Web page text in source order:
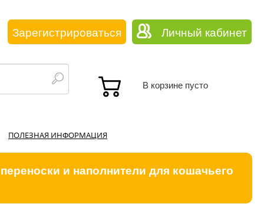
Зарегистрироваться Личный кабинет
В корзине пусто
ПОЛЕЗНАЯ ИНФОРМАЦИЯ
и наполнители для кошачьего